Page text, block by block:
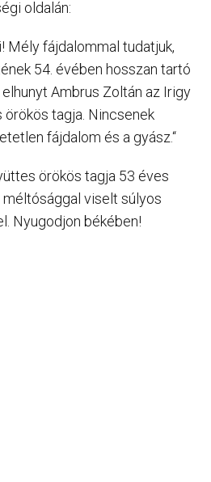
oldalán:
Mély fájdalommal tudatjuk,
54. évében hosszan tartó
Ambrus Zoltán az Irigy
tagja. Nincsenek
fájdalom és a gyász.“
örökös tagja 53 éves
viselt súlyos
Nyugodjon békében!